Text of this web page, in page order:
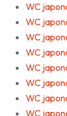
WC
WC
WC
WC
WC
WC
WC
WC